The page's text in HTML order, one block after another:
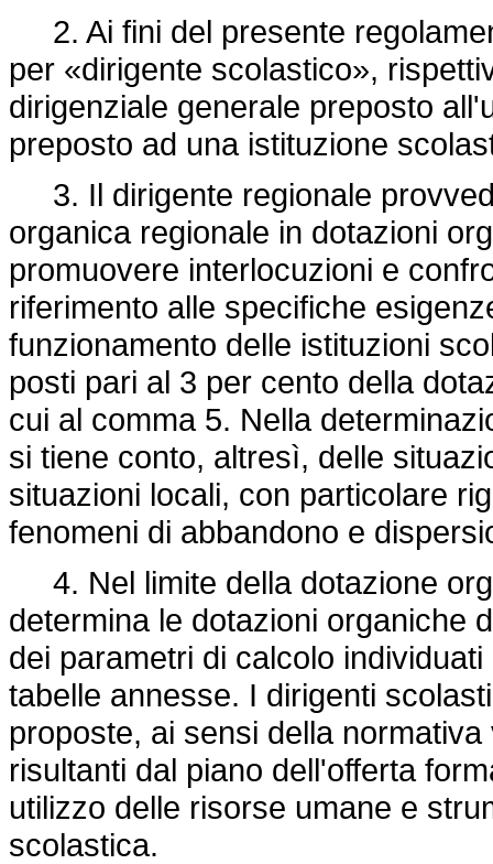
2. Ai fini del presente
per «dirigente scolastico»,
dirigenziale generale preposto
preposto ad una istituzione
3. Il dirigente regionale
organica regionale in dotazioni
promuovere interlocuzioni e
riferimento alle specifiche
funzionamento delle istituzioni
posti pari al 3 per cento della
cui al comma 5. Nella
si tiene conto, altresì, delle
situazioni locali, con particolare
fenomeni di abbandono e
4. Nel limite della dotazione
determina le dotazioni organiche
dei parametri di calcolo
tabelle annesse. I dirigenti
proposte, ai sensi della
risultanti dal piano dell'offerta
utilizzo delle risorse umane e
scolastica.